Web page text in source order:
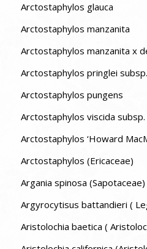
Arctostaphylos glauca
Arctostaphylos manzanita
Arctostaphylos manzanita x
Arctostaphylos pringlei
Arctostaphylos pungens
Arctostaphylos viscida subsp.
Arctostaphylos ‘Howard
Arctostaphylos (Ericaceae)
Argania spinosa (Sapotaceae)
Argyrocytisus battandieri (
Aristolochia baetica (